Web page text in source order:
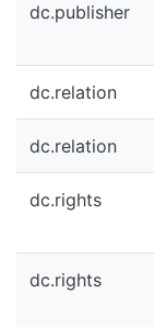
dc.publisher
dc.relation
dc.relation
dc.rights
dc.rights